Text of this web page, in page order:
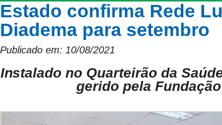
Estado confirma Rede
Diadema para setembro
Publicado em: 10/08/2021
Instalado no Quarteirão da
gerido pela